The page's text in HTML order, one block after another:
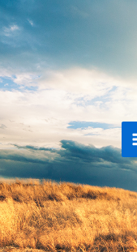
Ir
al
contenido